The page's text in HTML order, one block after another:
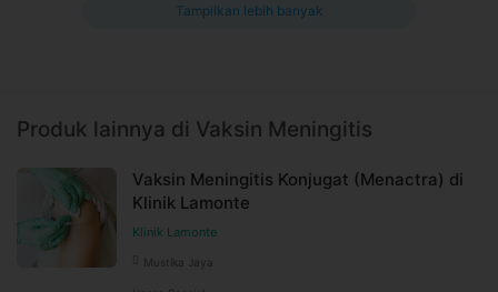
Efek samping yang mungkin terjadi
yang menyerang bagian otak bernama meninges. Penyakit ini
dapat menyerang siapa saja, baik laki-laki dan perempuan,
dengan tingkat kerentanan penyakit terjadi pada anak usia di
bawah 4 tahun.
Vaksin meningitis adalah vaksin yang berfungsi untuk
Tampilkan lebih banyak
Produk lainnya di Vaksin Meningitis
Vaksin Meningitis Konjugat (Menactra) di
Klinik Lamonte
Klinik Lamonte
Mustika Jaya